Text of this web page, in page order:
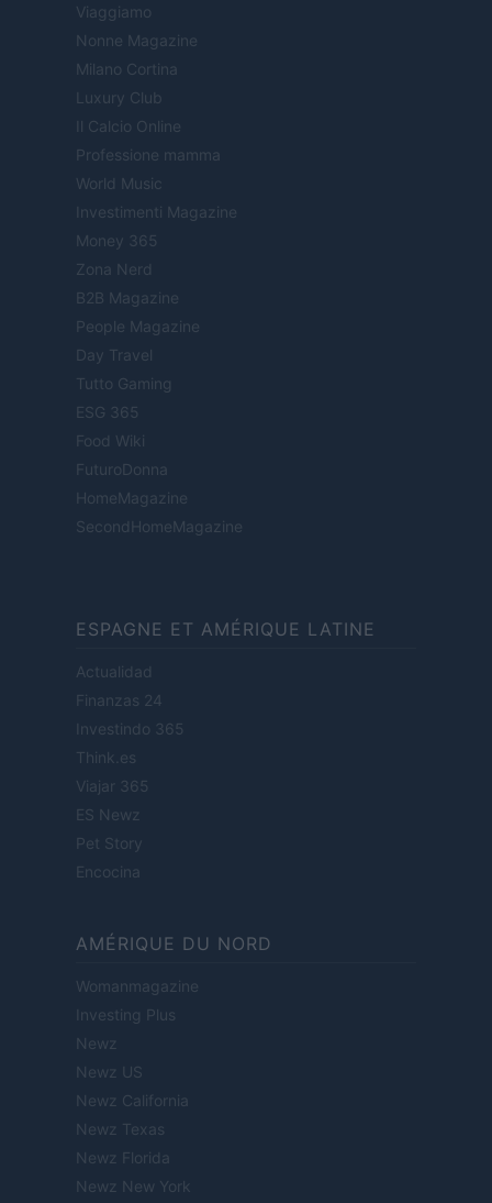
Viaggiamo
Nonne Magazine
Milano Cortina
Luxury Club
Il Calcio Online
Professione mamma
World Music
Investimenti Magazine
Money 365
Zona Nerd
B2B Magazine
People Magazine
Day Travel
Tutto Gaming
ESG 365
Food Wiki
FuturoDonna
HomeMagazine
SecondHomeMagazine
ESPAGNE ET AMÉRIQUE LATINE
Actualidad
Finanzas 24
Investindo 365
Think.es
Viajar 365
ES Newz
Pet Story
Encocina
AMÉRIQUE DU NORD
Womanmagazine
Investing Plus
Newz
Newz US
Newz California
Newz Texas
Newz Florida
Newz New York